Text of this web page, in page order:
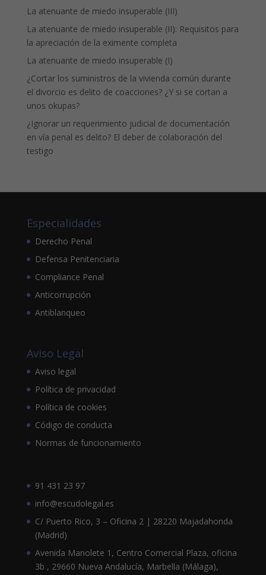
La atenuante de miedo insuperable (III)
La atenuante de miedo insuperable (II): Requisitos para
la apreciación de la eximente completa
La atenuante de miedo insuperable (I)
¿Cortar los suministros de la vivienda común durante
el divorcio es delito de coacciones? ¿Y si se cortan a
unos okupas?
¿Ignorar un requerimiento judicial de documentación
en vía penal es delito? El deber de colaboración del
testigo
Especialidades
Derecho Penal
Defensa Penitenciaria
Compliance Penal
Anticorrupción
Antiblanqueo
Aviso Legal
Aviso legal
Política de privacidad
Política de cookies
Código de conducta
Normas de funcionamiento
91 431 23 97
info@escudolegal.es
C/ Puerto Rico, 3 – Oficina 2 | 28220 Majadahonda
(Madrid)
Avenida Manolete 1, Centro Comercial Plaza, oficina
3b , 29660 Nueva Andalucía, Marbella (Málaga),